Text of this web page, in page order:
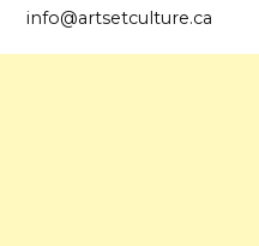
info@artsetculture.ca